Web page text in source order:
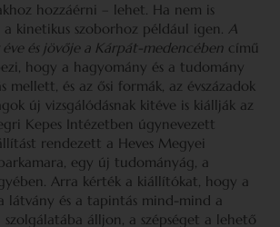
hozzáérni – lehet. Ha nem is
kinetikus szoborhoz például igen. A
éve és jövője a Kárpát-medencében című
hogy a hagyomány és a tudomány
mellett, és az ősi formák, az évszázadok
új vizsgálódásnak kitéve is kiállják az
Kepes Intézetben úgynevezett
rendezett a Heves Megyei
egy új tudományág, a
Arra kérték a kiállítókat, hogy a
látvány és a tapintás mind-mind a
szolgálatába álljon, a szépséget a lehető